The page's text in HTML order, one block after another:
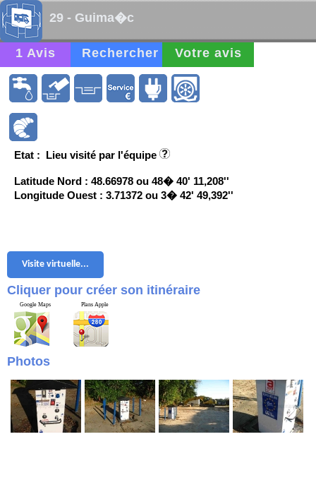
29 - Guima�c
1 Avis Rechercher Votre avis
Etat : Lieu visité par l'équipe
Latitude Nord : 48.66978 ou 48� 40' 11,208''
Longitude Ouest : 3.71372 ou 3� 42' 49,392''
Visite virtuelle...
Cliquer pour créer son itinéraire
Google Maps Plans Apple
Photos